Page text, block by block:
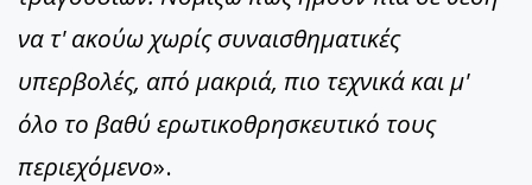
να τ' ακούω χωρίς συναισθηματικές
υπερβολές, από μακριά, πιο τεχνικά και μ'
όλο το βαθύ ερωτικοθρησκευτικό τους
περιεχόμενο».